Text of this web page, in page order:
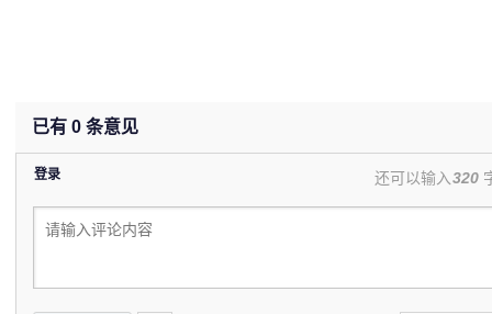
已有 0 条意见
登录 还可以输入320